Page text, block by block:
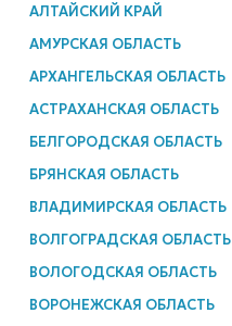
АЛТАЙСКИЙ КРАЙ
АМУРСКАЯ ОБЛАСТЬ
АРХАНГЕЛЬСКАЯ ОБЛАСТЬ
АСТРАХАНСКАЯ ОБЛАСТЬ
БЕЛГОРОДСКАЯ ОБЛАСТЬ
БРЯНСКАЯ ОБЛАСТЬ
ВЛАДИМИРСКАЯ ОБЛАСТЬ
ВОЛГОГРАДСКАЯ ОБЛАСТЬ
ВОЛОГОДСКАЯ ОБЛАСТЬ
ВОРОНЕЖСКАЯ ОБЛАСТЬ